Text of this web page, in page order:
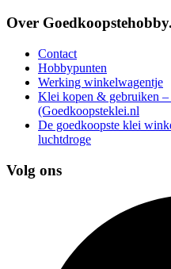
Over
Contact
Hobbypunten
Werking winkelwagentje
Klei kopen & gebruiken –
(Goedkoopsteklei.nl
De goedkoopste klei
luchtdroge
Volg ons